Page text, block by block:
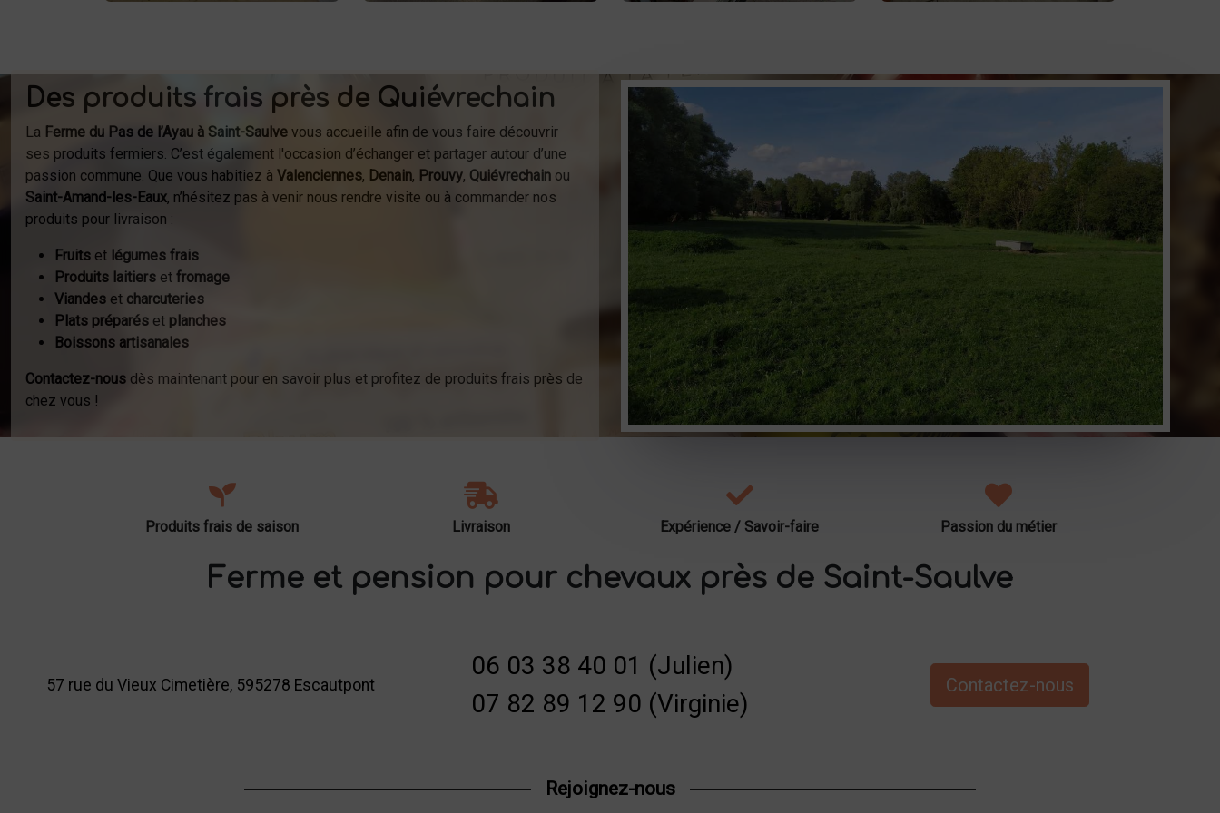
Des produits frais près de Quiévrechain
La Ferme du Pas de l’Ayau à Saint-Saulve vous accueille afin de vous faire découvrir
ses produits fermiers. C’est également l'occasion d’échanger et partager autour d’une
passion commune. Que vous habitiez à Valenciennes, Denain, Prouvy, Quiévrechain ou
Saint-Amand-les-Eaux, n’hésitez pas à venir nous rendre visite ou à commander nos
produits pour livraison :
Fruits et légumes frais
Produits laitiers et fromage
Viandes et charcuteries
Plats préparés et planches
Boissons artisanales
Contactez-nous dès maintenant pour en savoir plus et profitez de produits frais près de
chez vous !
Produits frais de saison Livraison Expérience / Savoir-faire Passion du métier
Ferme et pension pour chevaux près de Saint-Saulve
57 rue du Vieux Cimetière, 595278 Escautpont
06 03 38 40 01 (Julien)
07 82 89 12 90 (Virginie)
Contactez-nous
Rejoignez-nous